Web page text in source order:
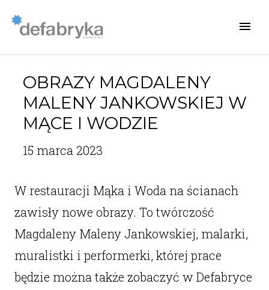
OBRAZY MAGDALENY
MALENY JANKOWSKIEJ W
MĄCE I WODZIE
15 marca 2023
W restauracji Mąka i Woda na ścianach
zawisły nowe obrazy. To twórczość
Magdaleny Maleny Jankowskiej, malarki,
muralistki i performerki, której prace
będzie można także zobaczyć w Defabryce